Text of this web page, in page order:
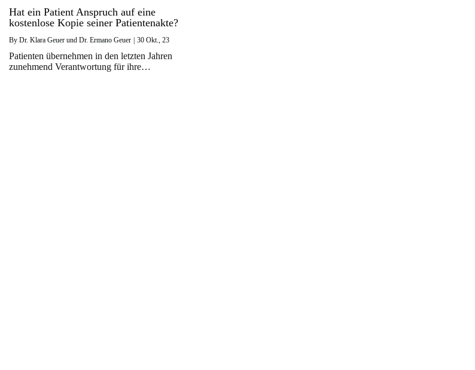
Hat ein Patient Anspruch auf eine
kostenlose Kopie seiner Patientenakte?
By Dr. Klara Geuer und Dr. Ermano Geuer | 30 Okt., 23
Patienten übernehmen in den letzten Jahren
zunehmend Verantwortung für ihre…